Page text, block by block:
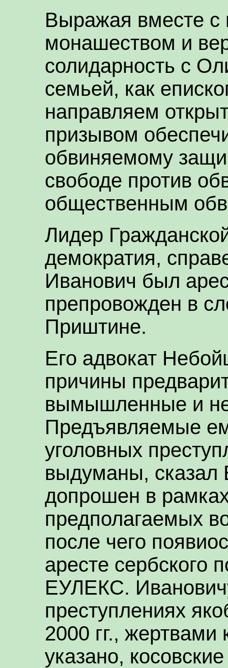
Выражая вместе
монашеством и
солидарность с
семьей, как
направляем
призывом
обвиняемому
свободе против
общественным
Лидер
демократия,
Иванович был
препровожден в
Приштине.
Его адвокат
причины
вымышленные и
Предъявляемые
уголовных
выдуманы,
допрошен в
предполагаемых
после чего
аресте сербского
ЕУЛЕКС.
преступлениях
2000 гг.,
указано,